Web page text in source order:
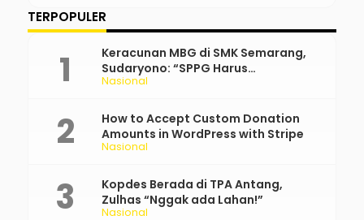
TERPOPULER
Nasional
Keracunan MBG di SMK Semarang,
Sudaryono: “SPPG Harus
Bertanggung Jawab!”
Nasional
How to Accept Custom Donation
Amounts in WordPress with Stripe
Nasional
Kopdes Berada di TPA Antang,
Zulhas “Nggak ada Lahan!”